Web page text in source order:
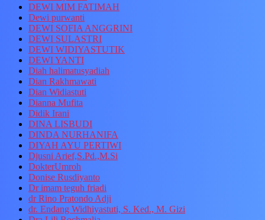
DEWI MIM FATIMAH
Dewi purwanti
DEWI SOFIA ANGGRINI
DEWI SULASTRI
DEWI WIDIYASTUTIK
DEWI YANTI
Diah halimatusyadiah
Dian Rakhmawati
Dian Widiastuti
Dianna Mufita
Didik Irani
DINA LISBUDI
DINDA NURHANIFA
DIYAH AYU PERTIWI
Djusni Arief,S.Pd.,M.Si
DokterUmroh
Donise Rusdiyanto
Dr imam teguh friadi
dr Rino Pratondo Adji
dr. Endang Widhiyastuti, S. Ked., M. Gizi